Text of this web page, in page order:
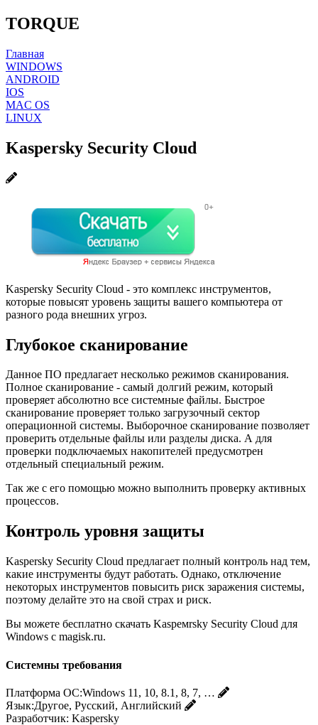
TORQUE
Главная
WINDOWS
ANDROID
IOS
MAC OS
LINUX
Kaspersky Security Cloud
Kaspersky Security Cloud - это комплекс инструментов,
которые повысят уровень защиты вашего компьютера от
разного рода внешних угроз.
Глубокое сканирование
Данное ПО предлагает несколько режимов сканирования.
Полное сканирование - самый долгий режим, который
проверяет абсолютно все системные файлы. Быстрое
сканирование проверяет только загрузочный сектор
операционной системы. Выборочное сканирование позволяет
проверить отдельные файлы или разделы диска. А для
проверки подключаемых накопителей предусмотрен
отдельный специальный режим.
Так же с его помощью можно выполнить проверку активных
процессов.
Контроль уровня защиты
Kaspersky Security Cloud предлагает полный контроль над тем,
какие инструменты будут работать. Однако, отключение
некоторых инструментов повысить риск заражения системы,
поэтому делайте это на свой страх и риск.
Вы можете бесплатно скачать Kaspeмrsky Security Cloud для
Windows с magisk.ru.
Системны требования
Платформа ОС:Windows 11, 10, 8.1, 8, 7, …
Язык:Другое, Русский, Английский
Разработчик: Kaspersky